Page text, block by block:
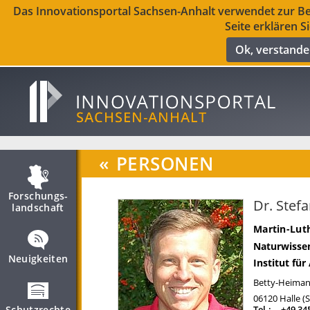
Das Innovationsportal Sachsen-Anhalt verwendet zur
Seite erklären
Ok,
Forschungs­
landschaft
Neuigkeiten
« PERSONEN
Dr.
Martin-
Institut für
Betty-
06120 Halle